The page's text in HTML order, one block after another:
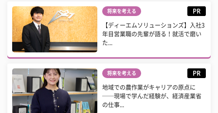
将来を考える PR
【ディーエムソリューションズ】入社3
年目営業職の先輩が語る！就活で磨い
た...
将来を考える PR
地域での農作業がキャリアの原点に
──現場で学んだ経験が、経済産業省
の仕事...